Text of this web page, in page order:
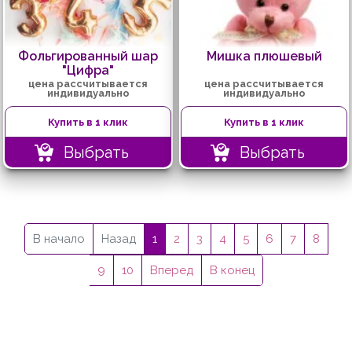
Фольгированный шар
"Цифра"
цена рассчитывается
индивидуально
Купить в 1 клик
Выбрать
Мишка плюшевый
цена рассчитывается
индивидуально
Купить в 1 клик
Выбрать
В начало Назад 1 2 3 4 5 6 7 8
9 10 Вперед В конец